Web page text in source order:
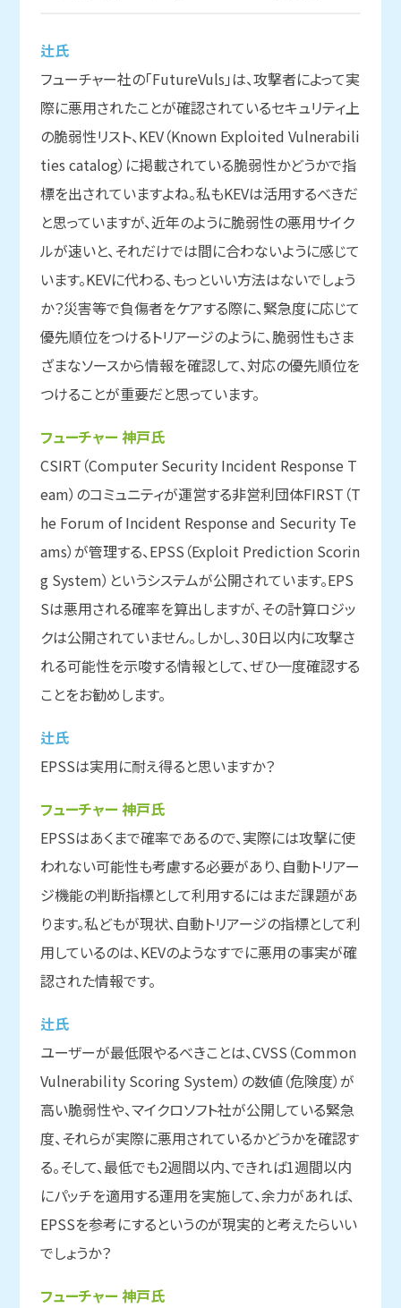
辻氏
フューチャー社の「FutureVuls」は、攻撃者によって実
際に悪用されたことが確認されているセキュリティ上
の脆弱性リスト、KEV（Known Exploited Vulnerabili
ties catalog）に掲載されている脆弱性かどうかで指
標を出されていますよね。私もKEVは活用するべきだ
と思っていますが、近年のように脆弱性の悪用サイク
ルが速いと、それだけでは間に合わないように感じて
います。KEVに代わる、もっといい方法はないでしょう
か？災害等で負傷者をケアする際に、緊急度に応じて
優先順位をつけるトリアージのように、脆弱性もさま
ざまなソースから情報を確認して、対応の優先順位を
つけることが重要だと思っています。
フューチャー 神戸氏
CSIRT（Computer Security Incident Response T
eam）のコミュニティが運営する非営利団体FIRST（T
he Forum of Incident Response and Security Te
ams）が管理する、EPSS（Exploit Prediction Scorin
g System）というシステムが公開されています。EPS
Sは悪用される確率を算出しますが、その計算ロジッ
クは公開されていません。しかし、30日以内に攻撃さ
れる可能性を示唆する情報として、ぜひ一度確認する
ことをお勧めします。
辻氏
EPSSは実用に耐え得ると思いますか？
フューチャー 神戸氏
EPSSはあくまで確率であるので、実際には攻撃に使
われない可能性も考慮する必要があり、自動トリアー
ジ機能の判断指標として利用するにはまだ課題があ
ります。私どもが現状、自動トリアージの指標として利
用しているのは、KEVのようなすでに悪用の事実が確
認された情報です。
辻氏
ユーザーが最低限やるべきことは、CVSS（Common
Vulnerability Scoring System）の数値（危険度）が
高い脆弱性や、マイクロソフト社が公開している緊急
度、それらが実際に悪用されているかどうかを確認す
る。そして、最低でも2週間以内、できれば1週間以内
にパッチを適用する運用を実施して、余力があれば、
EPSSを参考にするというのが現実的と考えたらいい
でしょうか？
フューチャー 神戸氏